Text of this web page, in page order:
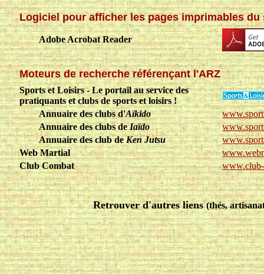
Logiciel pour afficher les pages imprimables du
Adobe Acrobat Reader
Moteurs de recherche référençant l'ARZ
Sports et Loisirs - Le portail au service des
pratiquants et clubs de sports et loisirs !
Annuaire des clubs d'Aïkido
Annuaire des clubs deIaïdo
Annuaire des club deKen Jutsu
Web Martial
Club Combat
www.club-
Retrouver d'autres liens(thés,